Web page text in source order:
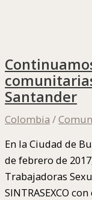
Santander
Colombia /
En la Ciudad de
de febrero de
Trabajadoras
SINTRASEXCO